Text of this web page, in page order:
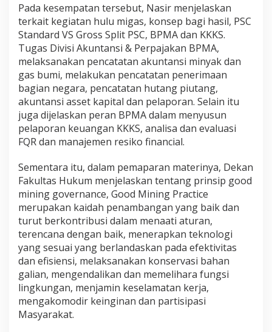
Pada kesempatan tersebut, Nasir menjelaskan
terkait kegiatan hulu migas, konsep bagi hasil, PSC
Standard VS Gross Split PSC, BPMA dan KKKS.
Tugas Divisi Akuntansi & Perpajakan BPMA,
melaksanakan pencatatan akuntansi minyak dan
gas bumi, melakukan pencatatan penerimaan
bagian negara, pencatatan hutang piutang,
akuntansi asset kapital dan pelaporan. Selain itu
juga dijelaskan peran BPMA dalam menyusun
pelaporan keuangan KKKS, analisa dan evaluasi
FQR dan manajemen resiko financial.
Sementara itu, dalam pemaparan materinya, Dekan
Fakultas Hukum menjelaskan tentang prinsip good
mining governance, Good Mining Practice
merupakan kaidah penambangan yang baik dan
turut berkontribusi dalam menaati aturan,
terencana dengan baik, menerapkan teknologi
yang sesuai yang berlandaskan pada efektivitas
dan efisiensi, melaksanakan konservasi bahan
galian, mengendalikan dan memelihara fungsi
lingkungan, menjamin keselamatan kerja,
mengakomodir keinginan dan partisipasi
Masyarakat.